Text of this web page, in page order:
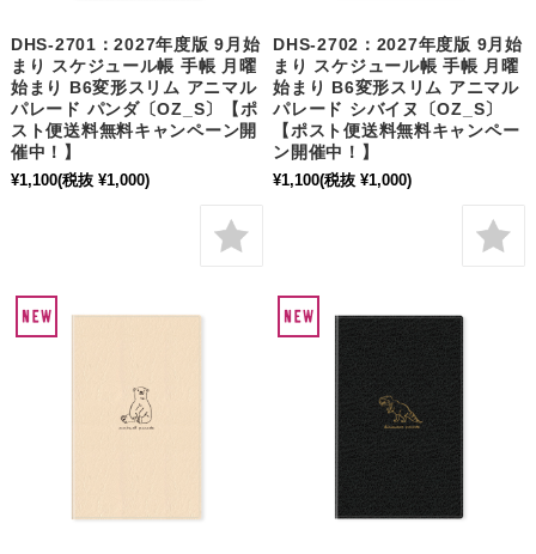
DHS-2701：2027年度版 9月始
まり スケジュール帳 手帳 月曜
始まり B6変形スリム アニマル
パレード パンダ〔OZ_S〕【ポ
スト便送料無料キャンペーン開
催中！】
¥1,100(税抜 ¥1,000)
DHS-2702：2027年度版 9月始
まり スケジュール帳 手帳 月曜
始まり B6変形スリム アニマル
パレード シバイヌ〔OZ_S〕
【ポスト便送料無料キャンペー
ン開催中！】
¥1,100(税抜 ¥1,000)